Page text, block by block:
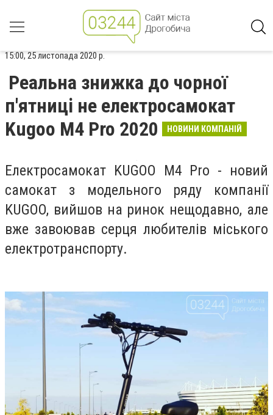
15:00, 25 листопада 2020 р.
Реальна знижка до чорної
п'ятниці не електросамокат
Kugoo M4 Pro 2020
НОВИНИ КОМПАНІЙ
Електросамокат KUGOO M4 Pro - новий
самокат з модельного ряду компанії
KUGOO, вийшов на ринок нещодавно, але
вже завоював серця любителів міського
електротранспорту.